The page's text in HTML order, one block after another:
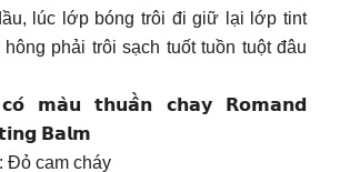
lúc lớp bóng trôi đi giữ lại lớp tint
phải trôi sạch tuốt tuồn tuột đâu
𝗺𝗮̀𝘂 𝘁𝗵𝘂𝗮̂̀𝗻 𝗰𝗵𝗮𝘆 𝗥𝗼𝗺𝗮𝗻𝗱
𝗕𝗮𝗹𝗺
Đỏ cam cháy